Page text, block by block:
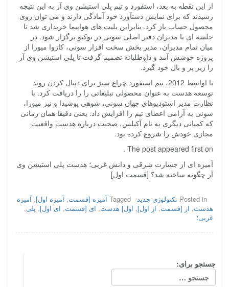
از این نقطه به بعد، استفورد و تیم پلی استیشن وی آر به این نتیجه
رسیدند که برای نمایش دستآورد خود آمادگی دارند و می توان روی
محصول حساب باز کرد. بنابراین بلیت های هواپیما خریداری شد تا
جلسه ای با مدیران دفتر اصلی سونی در توکیو برگزار شود. در
میان تمام مدیران، مدیر بخش سخت افزار سونی، کازوا میورا از
پروژه خوشش آمد و داوطلبانه تصمیم گرفت تا پلی استیشن وی آر
را زیر پر و بال خود گیرد.
تا اواسط 2012، تیم استفورد چراغ سبز برای دنبال کردن روند
توسعه هدست به عنوان محصولی تبلیغاتی را را دریافت کرد. با
نظارت مدیر استودیوهای جهان سونی، شوهی یوشیدا و نیز میورا،
سونی به آرامی اعضای تیم را افزایش داد. یعنی دقیقا همان زمانی
که کمپانی دیگری به نام آکیلس، صحبت درباره هدست واقعیت
مجازی خودش را شروع کرده بود.
The post appeared first on .
آمیزه ای از جسارت شرقی و دانش غربی؛ هدست پلی استیشن وی
آر چگونه ساخته شد؟ [قسمت اول]
Posted in تکنولوژی جدید Tagged آمیزه [قسمت, آمیزه اول], آمیزه
هدست, از [قسمت, از اول], اول] هدست, ای [قسمت, ای اول], پلی,
غربی؛
جستجو برای: